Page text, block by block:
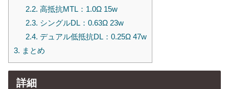
2.2. 高抵抗MTL：1.0Ω 15w
2.3. シングルDL：0.63Ω 23w
2.4. デュアル低抵抗DL：0.25Ω 47w
3. まとめ
詳細